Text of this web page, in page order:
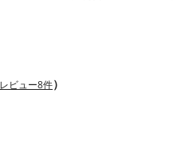
レビュー8件）